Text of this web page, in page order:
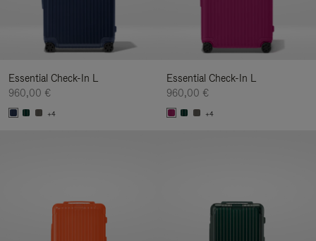
Essential Check-In L
960,00 €
+4
Essential Check-In L
960,00 €
+4